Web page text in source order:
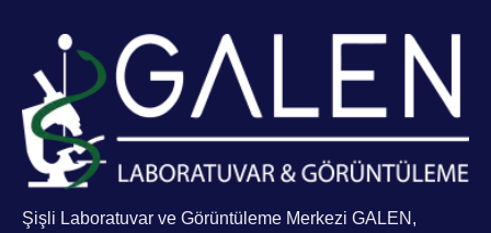
Şişli Laboratuvar ve Görüntüleme Merkezi GALEN,